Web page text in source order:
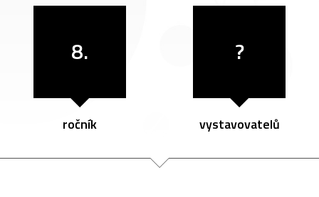
8.
ročník
?
vystavovatelů